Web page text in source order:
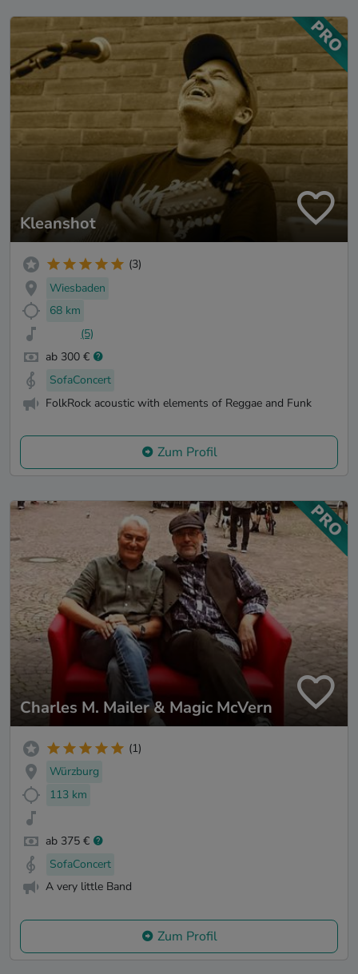
Kleanshot
(3)
Wiesbaden
68 km
(5)
ab 300 €
SofaConcert
FolkRock acoustic with elements of Reggae and Funk
Zum Profil
Charles M. Mailer & Magic McVern
(1)
Würzburg
113 km
ab 375 €
SofaConcert
A very little Band
Zum Profil